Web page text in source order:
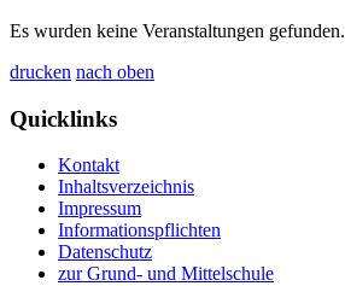
Es wurden keine Veranstaltungen gefunden.
drucken nach oben
Quicklinks
Kontakt
Inhaltsverzeichnis
Impressum
Informationspflichten
Datenschutz
zur Grund- und Mittelschule